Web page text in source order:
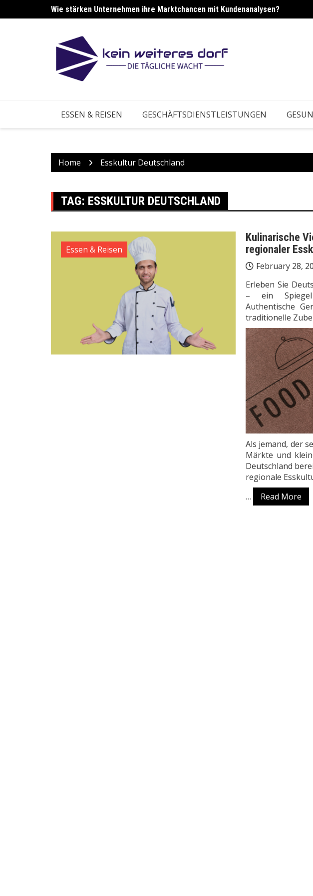
to
Wie stärken Unternehmen ihre Marktchancen mit Kundenanalysen?
Wie stärken Betriebe ihre Anpassung an neue Marktbedingungen?
ESSEN & REISEN GESCHÄFTSDIENSTLEISTUNGEN
Home Esskultur Deutschland
TAG: ESSKULTUR DEUTSCHLAND
Essen & Reisen
Kulinarische
regionaler
February 28,
Erleben Sie
– ein Spiegel
Authentische
traditionelle
Als jemand, der
Märkte und
Deutschland
regionale
…
Read More